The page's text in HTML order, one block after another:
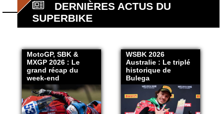
DERNIÈRES ACTUS DU
SUPERBIKE
MotoGP, SBK &
MXGP 2026 : Le
grand récap du
week-end
WSBK 2026
Australie : Le triplé
historique de
Bulega